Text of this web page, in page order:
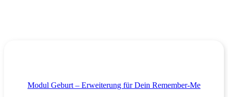
Modul Geburt – Erweiterung für Dein Remember-Me